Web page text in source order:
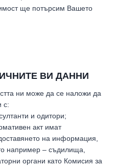
ще потърсим Вашето
ВИ ДАННИ
ни може да се наложи да
с:
и одитори;
акт имат
на информация,
например – съдилища,
органи като Комисия за